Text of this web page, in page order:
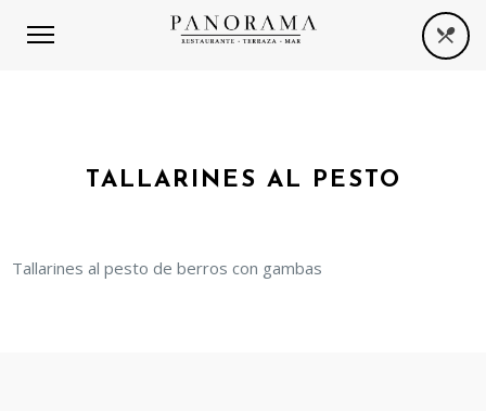
TALLARINES AL PESTO
Tallarines al pesto de berros con gambas